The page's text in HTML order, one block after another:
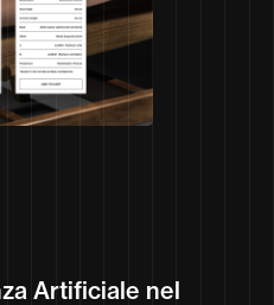
Artificiale nel